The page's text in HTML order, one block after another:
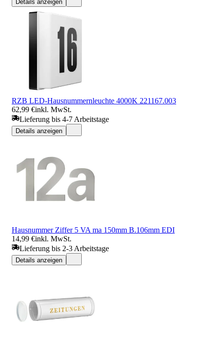
Details anzeigen
RZB LED-Hausnummernleuchte 4000K 221167.003
62,99 €inkl. MwSt.
Lieferung bis 4-7 Arbeitstage
Details anzeigen
Hausnummer Ziffer 5 VA ma 150mm B.106mm EDI
14,99 €inkl. MwSt.
Lieferung bis 2-3 Arbeitstage
Details anzeigen